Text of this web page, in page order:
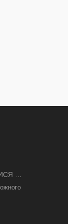
В